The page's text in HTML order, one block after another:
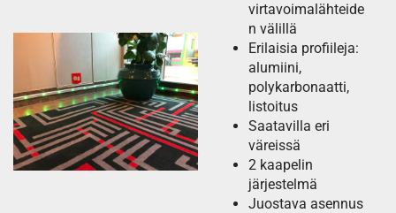
virtavoimalähteide
n välillä
Erilaisia profiileja:
alumiini,
polykarbonaatti,
listoitus
Saatavilla eri
väreissä
2 kaapelin
järjestelmä
Juostava asennus